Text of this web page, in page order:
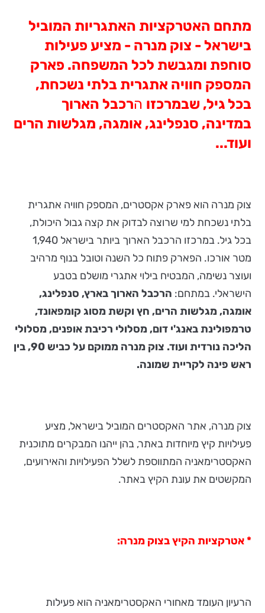
מתחם האטרקציות האתגריות המוביל
בישראל - צוק מנרה - מציע פעילות
סוחפת ומגבשת לכל המשפחה. פארק
המספק חוויה אתגרית בלתי נשכחת,
בכל גיל, שבמרכזו הרכבל הארוך
במדינה, סנפלינג, אומגה, מגלשות הרים
ועוד...
צוק מנרה הוא פארק אקסטרים, המספק חוויה אתגרית
בלתי נשכחת למי שרוצה לבדוק את קצה גבול היכולת,
בכל גיל. במרכזו הרכבל הארוך ביותר בישראל 1,940
מטר אורכו. הפארק פתוח כל השנה וטובל בנוף מרהיב
ועוצר נשימה, המבטיח בילוי אתגרי מושלם בטבע
הישראלי. במתחם: הרכבל הארוך בארץ, סנפלינג,
אומגה, מגלשות הרים, חץ וקשת מסוג קומפאונד,
טרמפולינת באנג'י דום, מסלולי רכיבת אופנים, מסלולי
הליכה נורדית ועוד. צוק מנרה ממוקם על כביש 90, בין
ראש פינה לקריית שמונה.
צוק מנרה, אתר האקסטרים המוביל בישראל, מציע
פעילויות קיץ מיוחדות באתר, בהן ייהנו המבקרים מתוכנית
האקסטרימאניה המתווספת לשלל הפעילויות והאירועים,
המקשטים את עונת הקיץ באתר.
* אטרקציות הקיץ בצוק מנרה:
הרעיון העומד מאחורי האקסטרימאניה הוא פעילות